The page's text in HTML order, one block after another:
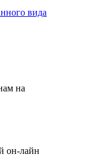
вида
на
он-лайн